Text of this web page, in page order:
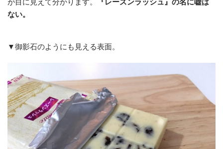
ない。
▼御影石のようにも見える表面。